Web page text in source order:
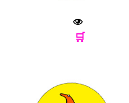
🛒